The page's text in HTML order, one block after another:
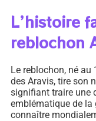
L’histoire
reblochon
Le reblochon, né
des Aravis, tire son
signifiant traire une
emblématique de la
connaître